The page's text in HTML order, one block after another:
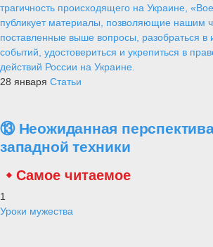
трагичность происходящего на Украине,
публикует материалы, позволяющие нашим
поставленные выше вопросы, разобраться в
событий, удостовериться и укрепиться в
действий России на Украине.
28 января Статьи
⑬ Неожиданная
западной техники
Самое читаемое
1
Уроки мужества